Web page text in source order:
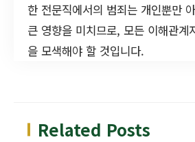
한 전문직에서의 범죄는 개인뿐만
큰 영향을 미치므로, 모든 이해관계
을 모색해야 할 것입니다.
Related Posts